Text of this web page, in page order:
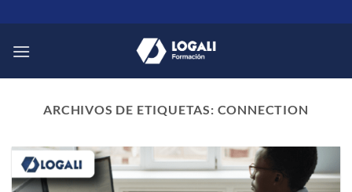
al
contenido
ARCHIVOS DE ETIQUETAS: CONNECTION